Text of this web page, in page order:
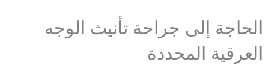
الحاجة إلى جراحة تأنيث الوجه
العرقية المحددة